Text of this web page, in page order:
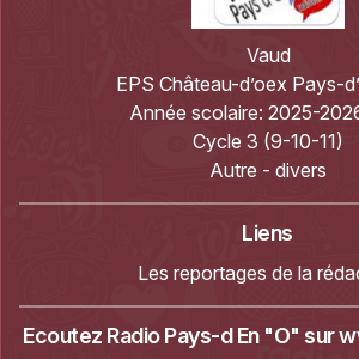
Vaud
EPS Château-d’oex Pays-
Année scolaire: 2025-
Cycle 3 (9-10-11)
Autre - divers
Liens
Les reportages de la
Ecoutez Radio Pays-d En "O" sur